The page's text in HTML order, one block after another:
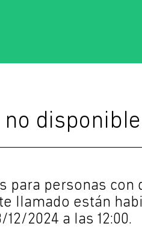
disponible
personas con
llamado están
12/2024 a las 12:00.